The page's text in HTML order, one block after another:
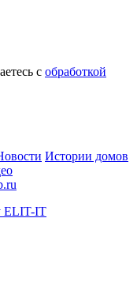
с обработкой
Истории домов
ELIT-IT